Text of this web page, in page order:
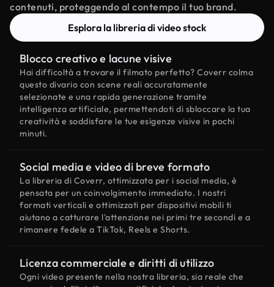
contenuti, proteggendo al contempo il tuo brand.
Esplora la libreria di video stock
Blocco creativo e lacune visive
Hai difficoltà a trovare il filmato perfetto? Coverr colma
questo divario con scene reali accuratamente
selezionate e una rapida generazione tramite
intelligenza artificiale, permettendoti di sbloccare la tua
creatività e soddisfare le tue esigenze visive in pochi
minuti.
Social media e video di breve formato
La libreria di Coverr, ottimizzata per i social media, è
pensata per un coinvolgimento immediato. I nostri
formati verticali e ottimizzati per dispositivi mobili ti
aiutano a catturare l'attenzione nei primi tre secondi e a
rimanere fedele a TikTok, Reels e Shorts.
Licenza commerciale e diritti di utilizzo
Ogni video presente nella nostra libreria, sia reale che